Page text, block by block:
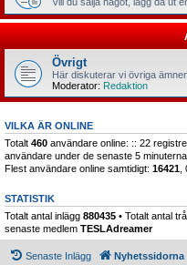
Övrigt
Här diskuterar vi övriga
Moderator: Redaktion
VILKA ÄR ONLINE
Totalt 460 användare online: :: 22
användare under de senaste 5
Flest användare online samtidigt: 16421
STATISTIK
Totalt antal inlägg 880435 • Totalt antal
senaste medlem TESLAdreamer
Senaste Inlägg Nyhetssidorna